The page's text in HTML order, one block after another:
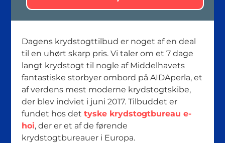
Dagens krydstogttilbud er noget af en deal
til en uhørt skarp pris. Vi taler om et 7 dage
langt krydstogt til nogle af Middelhavets
fantastiske storbyer ombord på AIDAperla, et
af verdens mest moderne krydstogtskibe,
der blev indviet i juni 2017. Tilbuddet er
fundet hos det tyske krydstogtbureau e-
hoi, der er et af de førende
krydstogtbureauer i Europa.